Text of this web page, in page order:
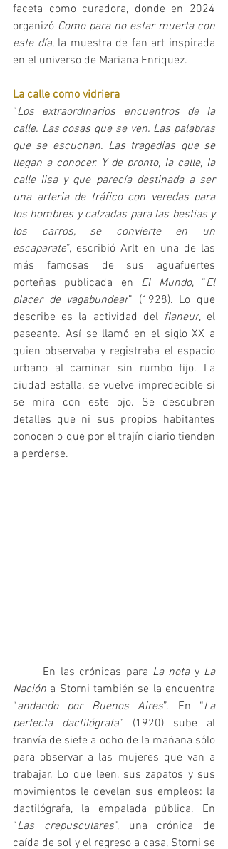
faceta como curadora, donde en 2024
organizó Como para no estar muerta con
este día, la muestra de fan art inspirada
en el universo de Mariana Enriquez.
La calle como vidriera
“Los extraordinarios encuentros de la
calle. Las cosas que se ven. Las palabras
que se escuchan. Las tragedias que se
llegan a conocer. Y de pronto, la calle, la
calle lisa y que parecía destinada a ser
una arteria de tráfico con veredas para
los hombres y calzadas para las bestias y
los carros, se convierte en un
escaparate”, escribió Arlt en una de las
más famosas de sus aguafuertes
porteñas publicada en El Mundo, “El
placer de vagabundear” (1928). Lo que
describe es la actividad del flaneur, el
paseante. Así se llamó en el siglo XX a
quien observaba y registraba el espacio
urbano al caminar sin rumbo fijo. La
ciudad estalla, se vuelve impredecible si
se mira con este ojo. Se descubren
detalles que ni sus propios habitantes
conocen o que por el trajín diario tienden
a perderse.
	En las crónicas para
La nota y La
Nación a Storni también se la encuentra
“andando por Buenos Aires”. En “La
perfecta dactilógrafa” (1920)
sube al
tranvía de siete a ocho de la mañana sólo
para observar a las mujeres que van a
trabajar. Lo que leen, sus zapatos y sus
movimientos le develan sus empleos: la
dactilógrafa, la empalada pública. En
“Las crepusculares”, una crónica de
caída de sol y el regreso a casa, Storni se